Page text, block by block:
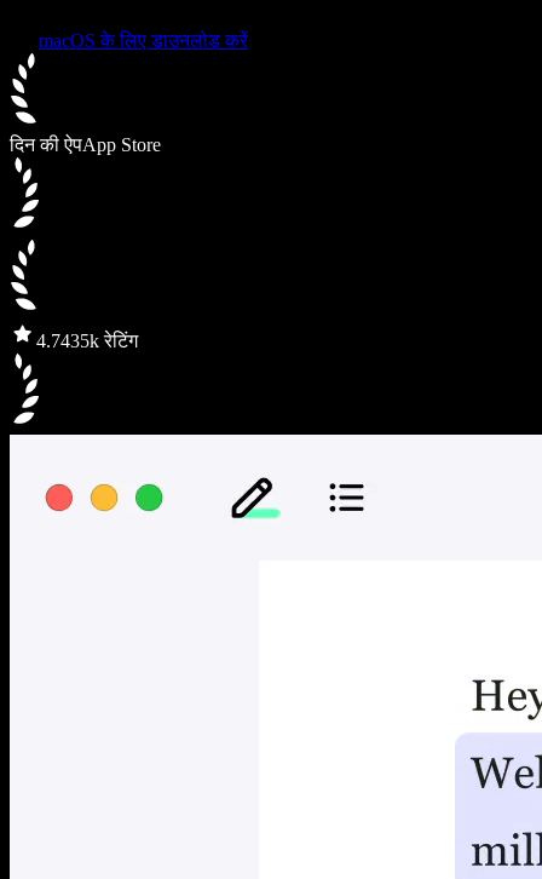
macOS के लिए डाउनलोड करें
दिन की ऐपApp Store
4.7435k रेटिंग